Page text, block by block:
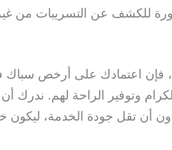
للكشف عن التسريبات من
فإن اعتمادك على أرخص
الكرام وتوفير الراحة لهم.
تقل جودة الخدمة، ليكون